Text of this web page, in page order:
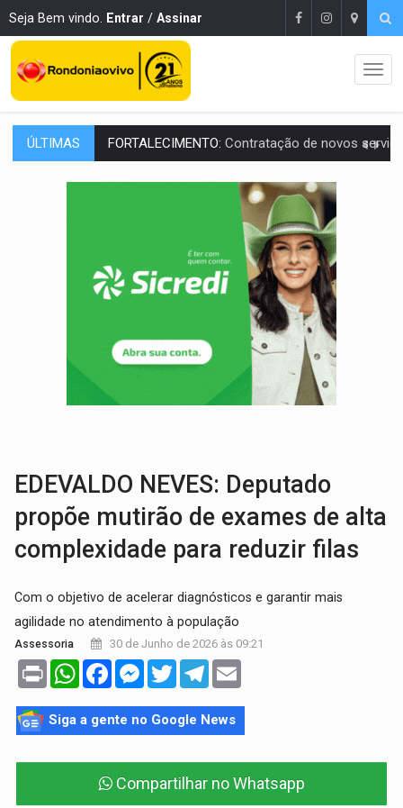
Seja Bem vindo. Entrar / Assinar
ÚLTIMAS URGENTE:Condutor de carro avança cruzamento e deixa
'OS OLHOS DO BRASIL':Emanuel Neri transforma indignação e esperança em
Dentista de PVH é denunciado por transmitir HIV
ESQUEMA DE FRAUDES:Polícia Civil deflagra a terceira fase da
ASSESSOR FLAGRADO: Empresa e ONG que recebeu R$ 12 mi em emendas
INFLUENCIARIA ELEIÇÕES:Justiça Eleitoral manda tirar vídeo com suposta
CONEXÃO RONDONIAOVIVO: Marcio Barreto, pres. da ABAV-RO, alerta sobre
DA RECICLAGEM AO SUCESSO: A trajetória de superação de
EDEVALDO NEVES: Deputado
propõe mutirão de exames de alta
complexidade para reduzir filas
Com o objetivo de acelerar diagnósticos e garantir mais
agilidade no atendimento à população
Assessoria 30 de Junho de 2026 às 09:21
Print WhatsAppFacebookMessenger
TwitterTelegram
Siga a gente no Google News
Compartilhar no Whatsapp